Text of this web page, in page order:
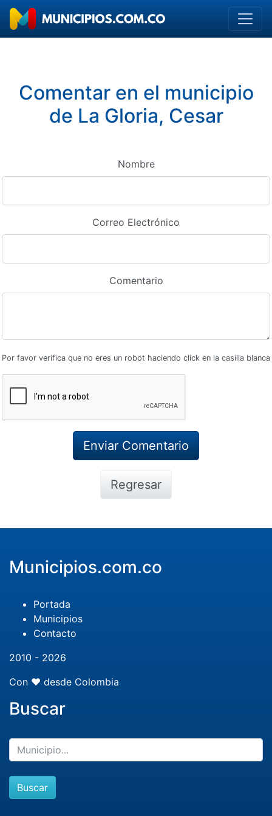
Comentar en el municipio
de La Gloria, Cesar
Nombre
Correo Electrónico
Comentario
Por favor verifica que no eres un robot haciendo click en la casilla blanca
Regresar
Municipios.com.co
Portada
Municipios
Contacto
2010 - 2026
Con ❤️ desde Colombia
Buscar
Buscar